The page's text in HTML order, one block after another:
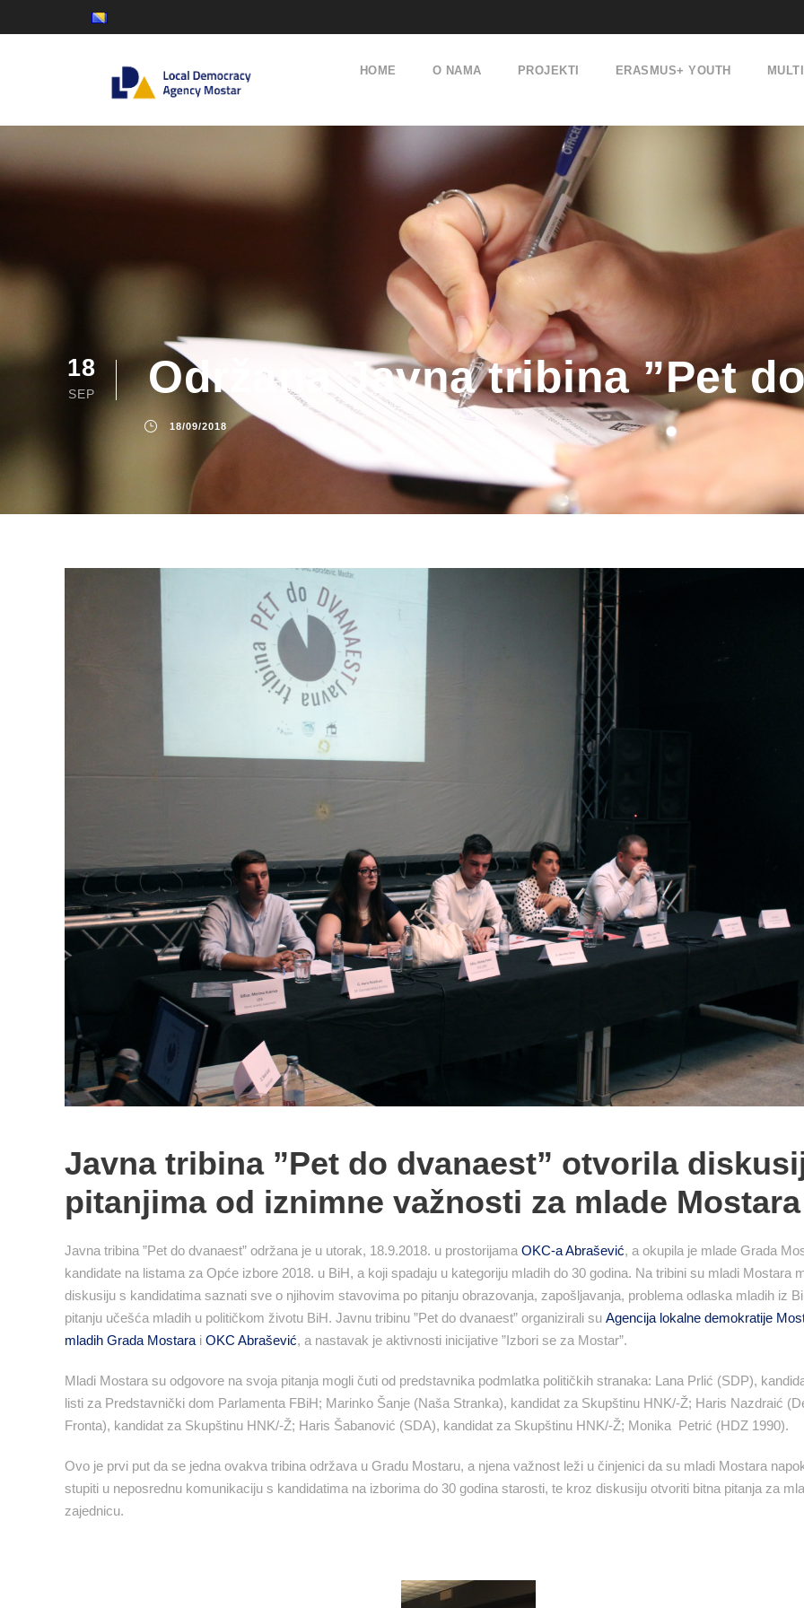
HOME O NAMA PROJEKTI ERASMUS+ YOUTH
18
SEP Održana Javna tribina ”Pet
18/09/2018
Javna tribina ”Pet do dvanaest” otvorila
pitanjima od iznimne važnosti za mlade Mostara
Javna tribina ”Pet do dvanaest” održana je u utorak, 18.9.2018. u prostorijama OKC-a Abrašević, a okupila je mlade Grada
kandidate na listama za Opće izbore 2018. u BiH, a koji spadaju u kategoriju mladih do 30 godina. Na tribini su mladi Mostara
diskusiju s kandidatima saznati sve o njihovim stavovima po pitanju obrazovanja, zapošljavanja, problema odlaska mladih iz
pitanju učešća mladih u političkom životu BiH. Javnu tribinu ”Pet do dvanaest” organizirali su Agencija lokalne demokratije
mladih Grada Mostara i OKC Abrašević, a nastavak je aktivnosti inicijative ”Izbori se za Mostar”.
Mladi Mostara su odgovore na svoja pitanja mogli čuti od predstavnika podmlatka političkih stranaka: Lana Prlić (SDP),
listi za Predstavnički dom Parlamenta FBiH; Marinko Šanje (Naša Stranka), kandidat za Skupštinu HNK/-Ž; Haris Nazdraić
Fronta), kandidat za Skupštinu HNK/-Ž; Haris Šabanović (SDA), kandidat za Skupštinu HNK/-Ž; Monika Petrić (HDZ 1990).
Ovo je prvi put da se jedna ovakva tribina održava u Gradu Mostaru, a njena važnost leži u činjenici da su mladi Mostara
stupiti u neposrednu komunikaciju s kandidatima na izborima do 30 godina starosti, te kroz diskusiju otvoriti bitna pitanja za
zajednicu.